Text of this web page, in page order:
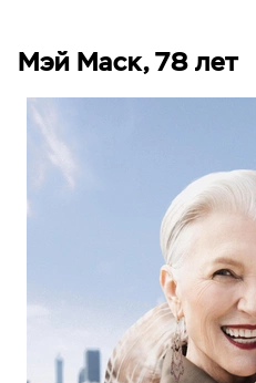
Мэй Маск, 78 лет